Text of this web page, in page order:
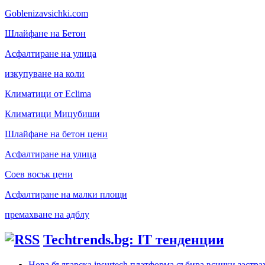
Goblenizavsichki.com
Шлайфане на Бетон
Асфалтиране на улица
изкупуване на коли
Климатици от Eclima
Климатици Мицубиши
Шлайфане на бетон цени
Асфалтиране на улица
Соев восък цени
Асфалтиране на малки площи
премахване на адблу
Techtrends.bg: IT тенденции